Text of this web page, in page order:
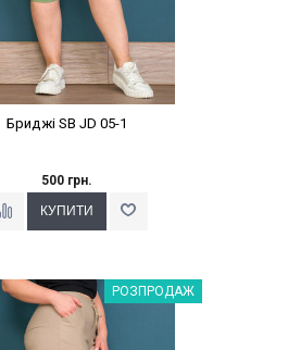
Бриджі SB JD 05-1
500 грн.
Наклейки Варіант з %РОЗПРОДАЖ